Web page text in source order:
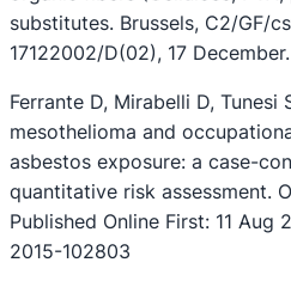
substitutes. Brussels, C2/GF/
17122002/D(02), 17 December.
Ferrante D, Mirabelli D, Tunesi
mesothelioma and
asbestos exposure: a case-
quantitative risk assessment.
Published Online First: 11 Aug
2015-102803